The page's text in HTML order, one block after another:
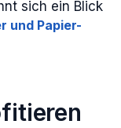
sich ein Blick
und Papier-